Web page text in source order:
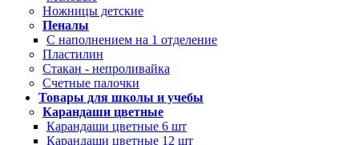
Ножницы детские
Пеналы
С наполнением на 1 отделение
Пластилин
Стакан - непроливайка
Счетные палочки
Товары для школы и учебы
Карандаши цветные
Карандаши цветные 6 шт
Карандаши цветные 12 шт